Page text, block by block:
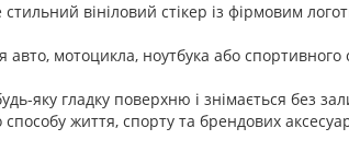
вініловий стікер із фірмовим
авто, мотоцикла, ноутбука або
яку гладку поверхню і знімається без
життя, спорту та брендових